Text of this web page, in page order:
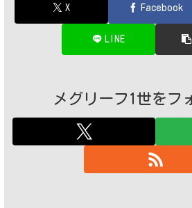
X Facebook
LINE
メグリーフ1世をフ